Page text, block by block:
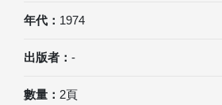
年代： 1974
出版者： -
數量： 2頁